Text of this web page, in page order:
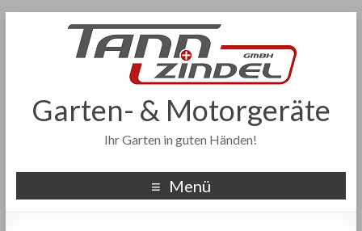
Garten- & Motorgeräte
Ihr Garten in guten Händen!
Menü